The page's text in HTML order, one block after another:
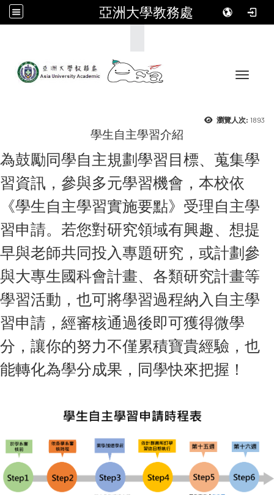
亞洲大學教務處
Toggle
瀏覽人次: 1893
學生自主學習介紹
為鼓勵同學自主規劃學習目標、蒐集學
習資訊，參與多元學習機會，本校依
《學生自主學習實施要點》受理自主學
習申請。若您對研究領域有興趣、想提
早與老師共同投入專題研究，或計劃參
與大專生國科會計畫、各類研究計畫等
學習活動，也可將學習過程納入自主學
習申請，經審核通過後即可獲得微學
分，讓你的努力不僅累積寶貴經驗，也
能轉化為學分成果，同學快來把握！